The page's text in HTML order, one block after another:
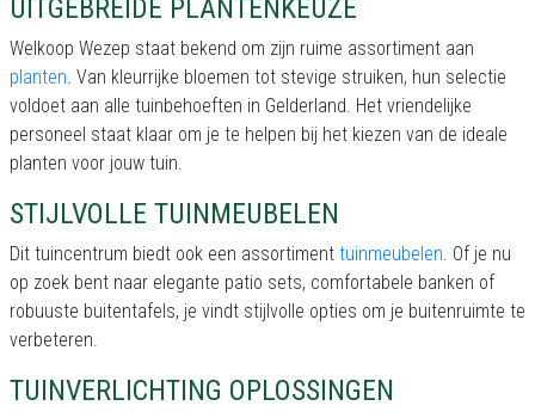
UITGEBREIDE PLANTENKEUZE
Welkoop Wezep staat bekend om zijn ruime assortiment aan
planten. Van kleurrijke bloemen tot stevige struiken, hun selectie
voldoet aan alle tuinbehoeften in Gelderland. Het vriendelijke
personeel staat klaar om je te helpen bij het kiezen van de ideale
planten voor jouw tuin.
STIJLVOLLE TUINMEUBELEN
Dit tuincentrum biedt ook een assortiment tuinmeubelen. Of je nu
op zoek bent naar elegante patio sets, comfortabele banken of
robuuste buitentafels, je vindt stijlvolle opties om je buitenruimte te
verbeteren.
TUINVERLICHTING OPLOSSINGEN